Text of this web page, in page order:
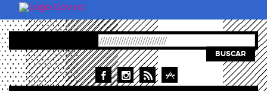
Pasar al contenido principal
BUSCAR